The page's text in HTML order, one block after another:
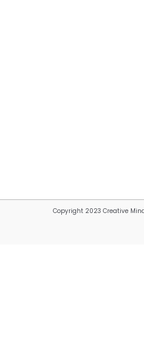
Copyright 2023 Creative